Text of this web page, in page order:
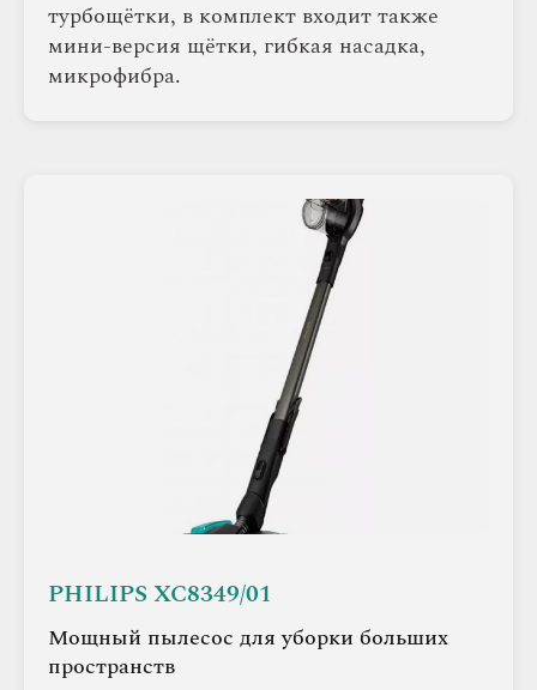
турбощётки, в комплект входит также
мини-версия щётки, гибкая насадка,
микрофибра.
PHILIPS XC8349/01
Мощный пылесос для уборки больших
пространств